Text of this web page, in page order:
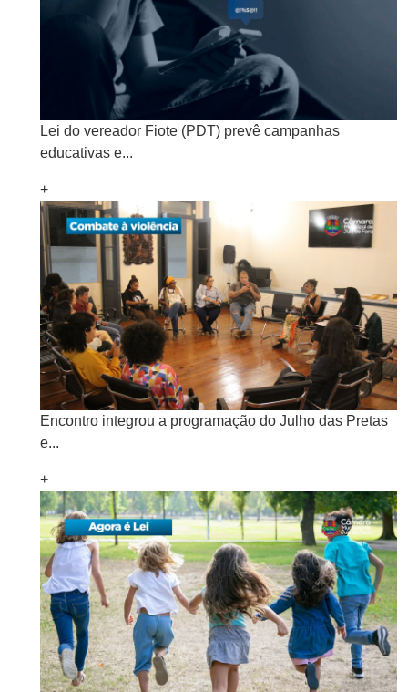
Lei do vereador Fiote (PDT) prevê campanhas
educativas e...
+
Encontro integrou a programação do Julho das Pretas
e...
+